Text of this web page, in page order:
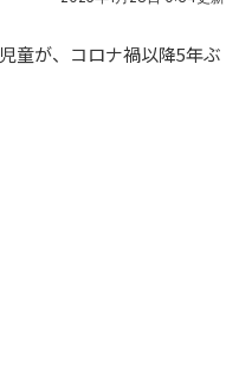
童が、コロナ禍以降5年ぶ